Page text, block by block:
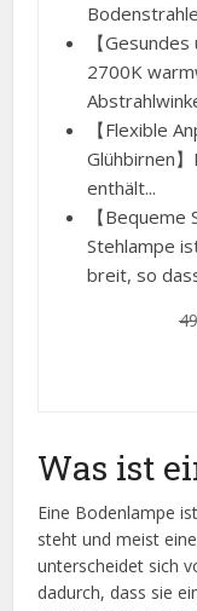
【
2700K
【Flexible
Glühbirnen
enthält...
【
Stehlampe
breit, so
Was ist
Eine Bodenlampe
steht und meist
unterscheidet sich
dadurch, dass sie